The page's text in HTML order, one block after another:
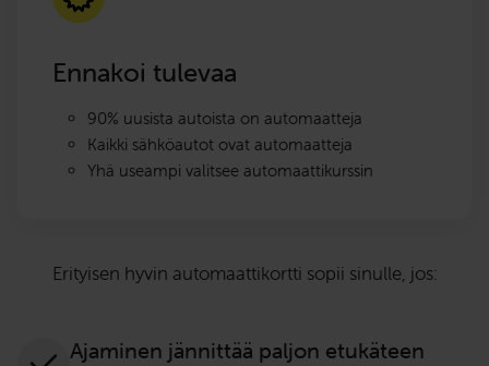
Ennakoi tulevaa
90% uusista autoista on automaatteja
Kaikki sähköautot ovat automaatteja
Yhä useampi valitsee automaattikurssin
Erityisen hyvin automaattikortti sopii sinulle, jos:
Ajaminen jännittää paljon etukäteen